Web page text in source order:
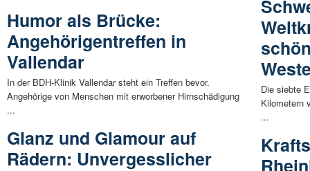
Humor als Brücke:
Angehörigentreffen in
Vallendar
In der BDH-Klinik Vallendar steht ein Treffen bevor.
Angehörige von Menschen mit erworbener Hirnschädigung
...
Glanz und Glamour auf
Rädern: Unvergesslicher
Die siebte
Kilometern
...